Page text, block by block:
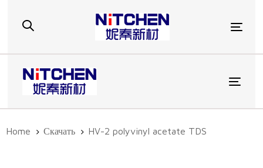
navigation
Home Скачать HV-2 polyvinyl acetate TDS